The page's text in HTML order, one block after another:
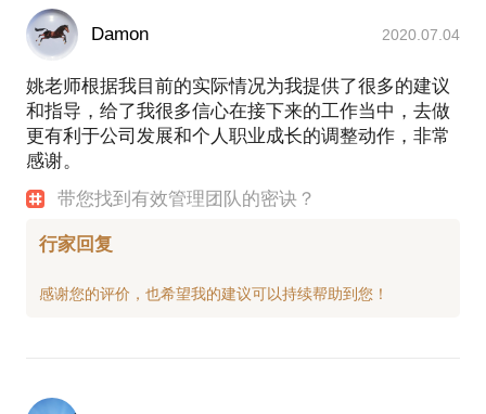
Damon 2020.07.04
姚老师根据我目前的实际情况为我提供了很多的建议
和指导，给了我很多信心在接下来的工作当中，去做
更有利于公司发展和个人职业成长的调整动作，非常
感谢。
带您找到有效管理团队的密诀？
行家回复